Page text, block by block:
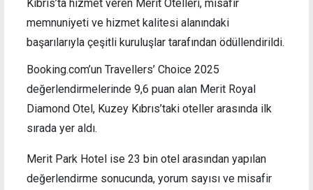
Kıbrıs’ta hizmet veren Merit Otelleri, misafir
memnuniyeti ve hizmet kalitesi alanındaki
başarılarıyla çeşitli kuruluşlar tarafından ödüllendirildi.
Booking.com’un Travellers’ Choice 2025
değerlendirmelerinde 9,6 puan alan Merit Royal
Diamond Otel, Kuzey Kıbrıs’taki oteller arasında ilk
sırada yer aldı.
Merit Park Hotel ise 23 bin otel arasından yapılan
değerlendirme sonucunda, yorum sayısı ve misafir